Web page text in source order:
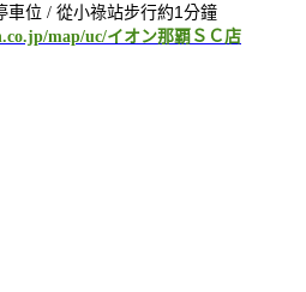
車位 / 從小祿站步行約1分鐘
map/uc/イオン那覇ＳＣ店